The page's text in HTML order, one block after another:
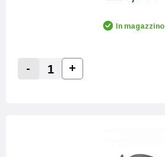
In magazzino
Decrease Quantity:
-
Increase Quantity:
+